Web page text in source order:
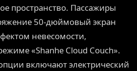
пространство. Пассажиры
50-дюймовый экран
невесомости,
«Shanhe Cloud Couch».
включают электрический